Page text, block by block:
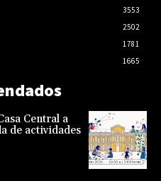
3553
2502
1781
1665
Central a
de actividades